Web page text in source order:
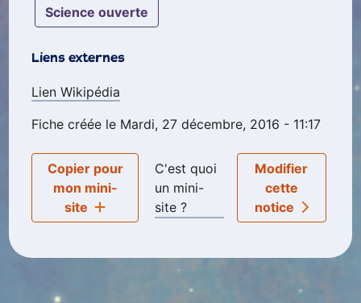
science ouverte
Liens externes
Lien Wikipédia
Fiche créée le Mardi, 27 décembre, 2016 - 11:17
Copier pour
mon mini-
site
C'est quoi
un mini-
site ?
Modifier
cette
notice